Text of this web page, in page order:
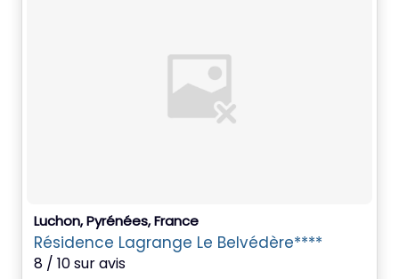
Luchon, Pyrénées, France
Résidence Lagrange Le Belvédère****
8 / 10 sur avis